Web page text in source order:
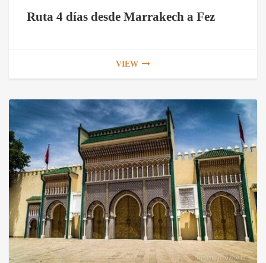
Ruta 4 días desde Marrakech a Fez
VIEW